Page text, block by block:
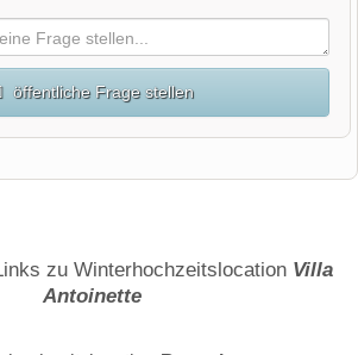
öffentliche Frage stellen
zu Winterhochzeitslocation Villa
Antoinette